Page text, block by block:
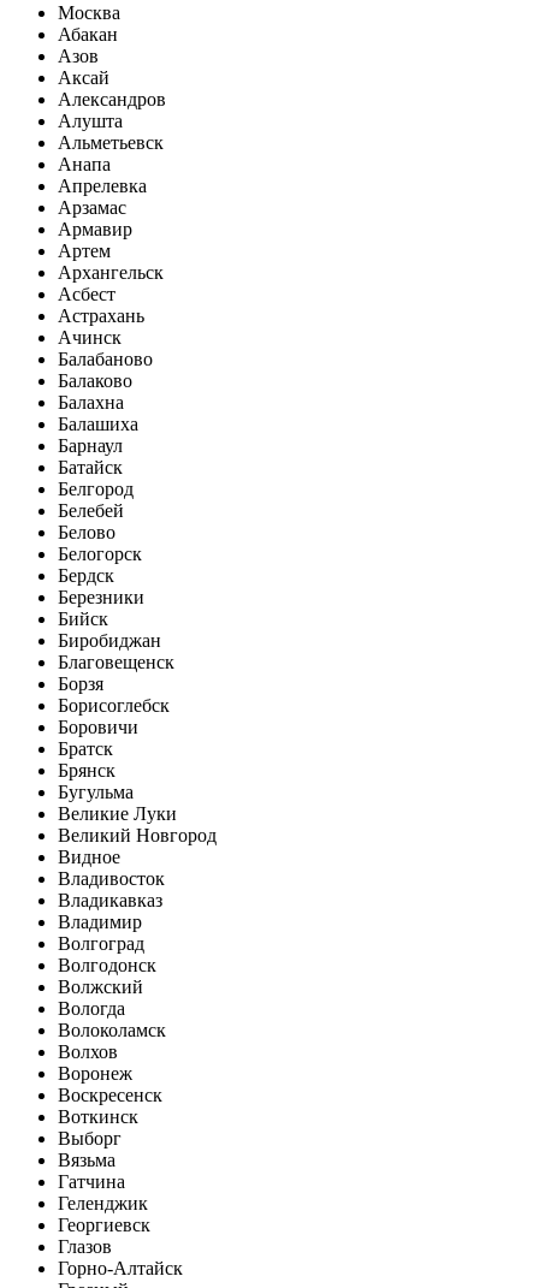
Москва
Абакан
Азов
Аксай
Александров
Алушта
Альметьевск
Анапа
Апрелевка
Арзамас
Армавир
Артем
Архангельск
Асбест
Астрахань
Ачинск
Балабаново
Балаково
Балахна
Балашиха
Барнаул
Батайск
Белгород
Белебей
Белово
Белогорск
Бердск
Березники
Бийск
Биробиджан
Благовещенск
Борзя
Борисоглебск
Боровичи
Братск
Брянск
Бугульма
Великие Луки
Великий Новгород
Видное
Владивосток
Владикавказ
Владимир
Волгоград
Волгодонск
Волжский
Вологда
Волоколамск
Волхов
Воронеж
Воскресенск
Воткинск
Выборг
Вязьма
Гатчина
Геленджик
Георгиевск
Глазов
Горно-Алтайск